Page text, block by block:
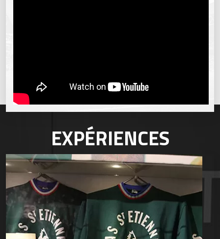
EXPÉRIENCES